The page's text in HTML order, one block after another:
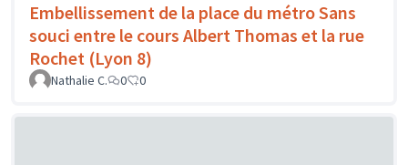
Embellissement de la place du métro Sans
souci entre le cours Albert Thomas et la rue
Rochet (Lyon 8)
Nathalie C. 0 0